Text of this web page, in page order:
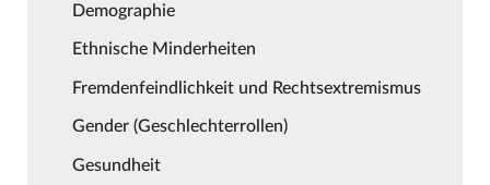
Demographie
Ethnische Minderheiten
Fremdenfeindlichkeit und Rechtsextremismus
Gender (Geschlechterrollen)
Gesundheit